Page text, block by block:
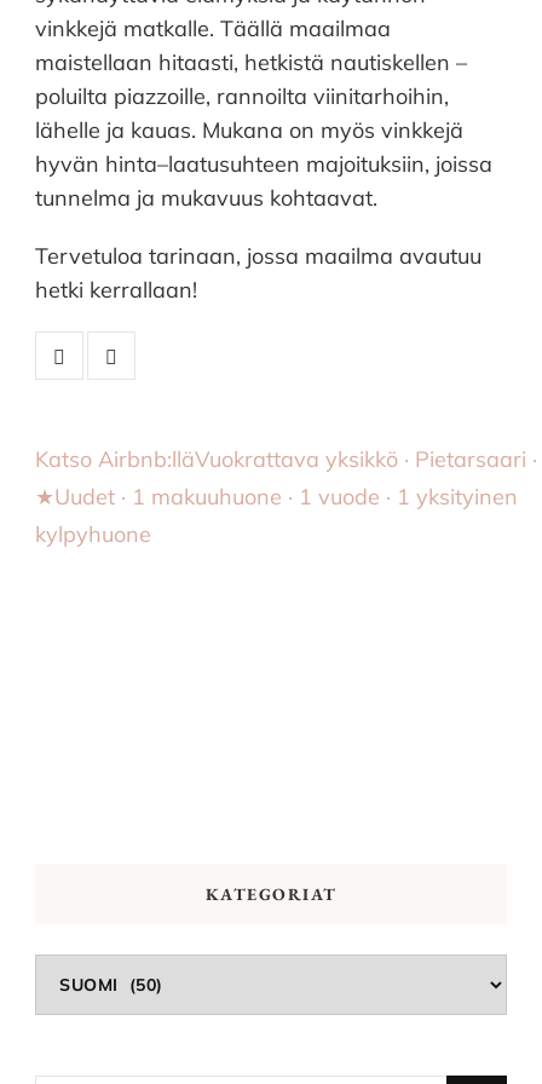
vinkkejä matkalle. Täällä maailmaa
maistellaan hitaasti, hetkistä nautiskellen –
poluilta piazzoille, rannoilta viinitarhoihin,
lähelle ja kauas. Mukana on myös vinkkejä
hyvän hinta–laatusuhteen majoituksiin, joissa
tunnelma ja mukavuus kohtaavat.
Tervetuloa tarinaan, jossa maailma avautuu
hetki kerrallaan!
Katso Airbnb:lläVuokrattava yksikkö · Pietarsaari ·
★Uudet · 1 makuuhuone · 1 vuode · 1 yksityinen
kylpyhuone
KATEGORIAT